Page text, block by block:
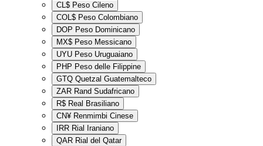
CL$ Peso Cileno
COL$ Peso Colombiano
DOP Peso Dominicano
MX$ Peso Messicano
UYU Peso Uruguaiano
PHP Peso delle Filippine
GTQ Quetzal Guatemalteco
ZAR Rand Sudafricano
R$ Real Brasiliano
CN¥ Renmimbi Cinese
IRR Rial Iraniano
QAR Rial del Qatar